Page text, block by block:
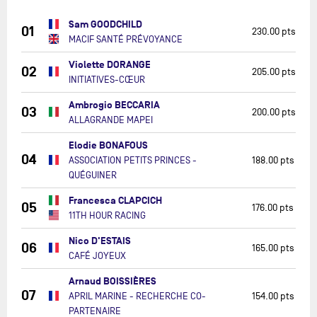
01 Sam GOODCHILD
MACIF SANTÉ PRÉVOYANCE
230.00 pts
02 Violette DORANGE
INITIATIVES-CŒUR
205.00 pts
03 Ambrogio BECCARIA
ALLAGRANDE MAPEI
200.00 pts
04
Elodie BONAFOUS
ASSOCIATION PETITS PRINCES -
QUÉGUINER
188.00 pts
05 Francesca CLAPCICH
11TH HOUR RACING
176.00 pts
06 Nico D'ESTAIS
CAFÉ JOYEUX
165.00 pts
07
Arnaud BOISSIÈRES
APRIL MARINE - RECHERCHE CO-
PARTENAIRE
154.00 pts